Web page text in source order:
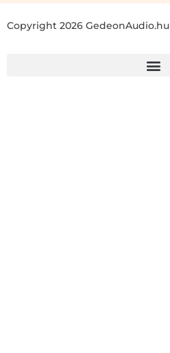
Copyright 2026 GedeonAudio.hu